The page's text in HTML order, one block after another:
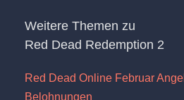
Weitere Themen zu
Red Dead Redemption 2
Red Dead Online Februar
Belohnungen